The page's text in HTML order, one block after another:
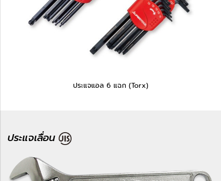
ประแจแอล 6 แฉก (Torx)
ประแจเลื่อน